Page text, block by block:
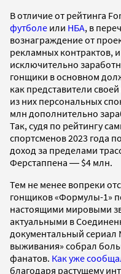
В отличие от рейтинга
футболе или НБА, в
вознаграждение от
рекламных контрактов,
исключительно
гонщики в основном
как представители
из них персональных
млн дополнительно
Так, судя по рейтингу
спортсменов 2023 года
доход за пределами
Ферстаппена ― $4 млн.
Тем не менее вопреки
гонщиков «Формулы-1»
настоящими мировыми
актуальными в
документальный
выживания» собрал
фанатов. Как уже
благодаря растущему